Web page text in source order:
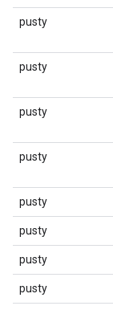
pusty
pusty
pusty
pusty
pusty
pusty
pusty
pusty